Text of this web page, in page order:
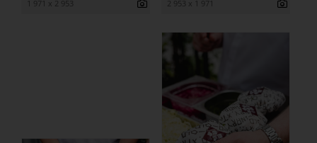
1 971 x 2 953 2 953 x 1 971